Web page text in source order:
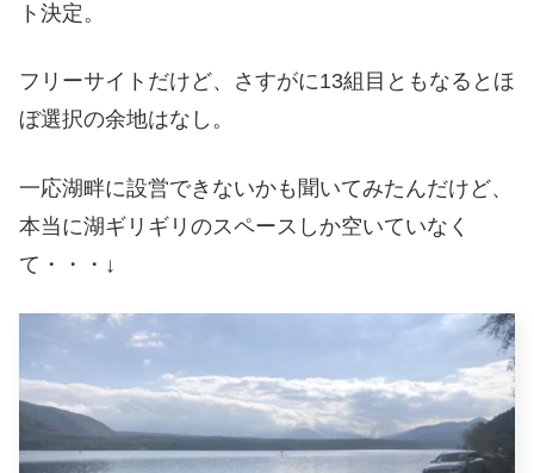
ト決定。
フリーサイトだけど、さすがに13組目ともなるとほ
ぼ選択の余地はなし。
一応湖畔に設営できないかも聞いてみたんだけど、
本当に湖ギリギリのスペースしか空いていなく
て・・・↓